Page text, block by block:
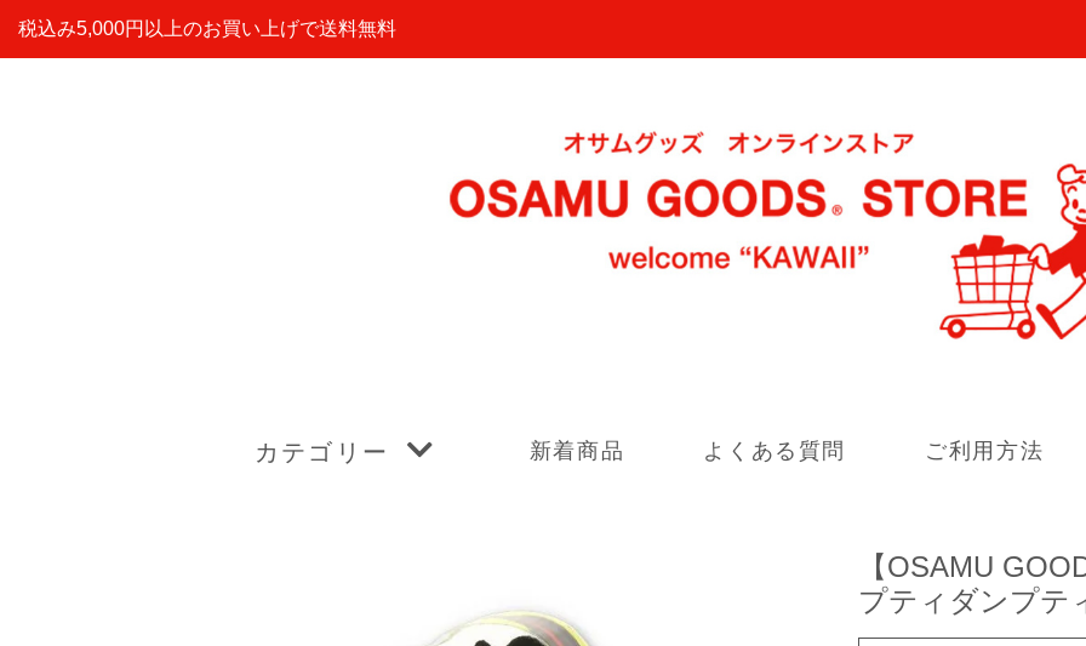
税込み5,000円以上のお買い上げで送料無料
カテゴリー 新着商品 よくある質問 ご利用方法
【OSAMU
プティダンプテ